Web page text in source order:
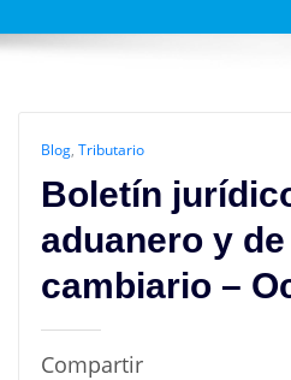
Blog, Tributario
Boletín
aduanero y
cambiario –
Compartir